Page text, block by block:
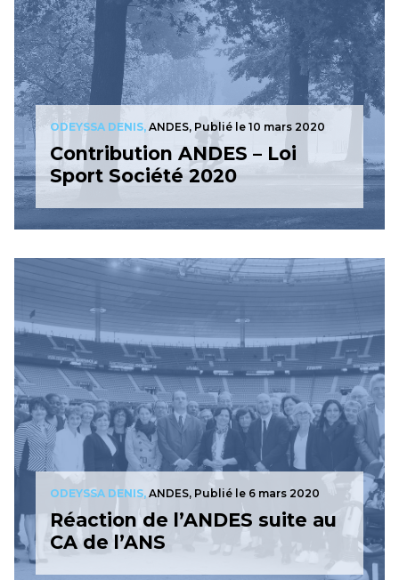
ODEYSSA DENIS, ANDES, Publié le 10 mars 2020
Contribution ANDES – Loi
Sport Société 2020
ODEYSSA DENIS, ANDES, Publié le 6 mars 2020
Réaction de l’ANDES suite au
CA de l’ANS